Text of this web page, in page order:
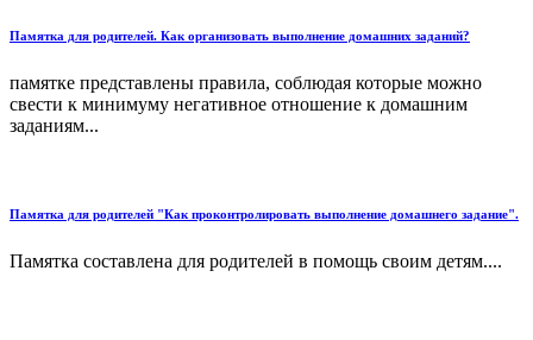
Памятка для родителей. Как организовать выполнение домашних заданий?
памятке представлены правила, соблюдая которые можно
свести к минимуму негативное отношение к домашним
заданиям...
Памятка для родителей "Как проконтролировать выполнение домашнего задание".
Памятка составлена для родителей в помощь своим детям....